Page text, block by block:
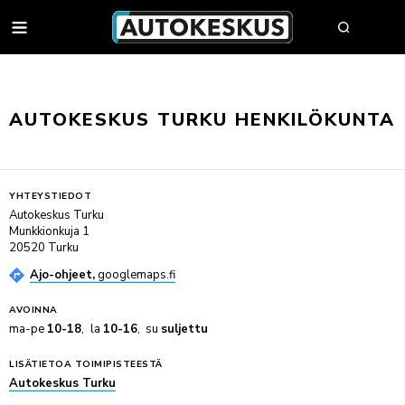
VAIHTOAUTOT
AUTOHAKU
BMW PREMIUM SELECTION
VAIHTOAUTON OSTAJAN OPAS
AUTOKESKUS TURVA -PALVELUPAKETTI
HUUTOKAUPPA
AUTOJEN SISÄÄNOSTO
UUDET AUTOT
BMW
FORD
KIA
MINI
MITSUBISHI
YRITYSMYYNTI
JULKISET HANKINNAT
AUTOPÄÄTTÄJÄLLE
TYÖSUHDEAUTOILIJALLE
HUOLTO & RENKAAT
VARAA MÄÄRÄAIKAISHUOLTO
KOLARIKORJAUS & TUULILASIT
AUTOKESKUS TURKU HENKILÖKUNTA
YHTEYSTIEDOT
Autokeskus Turku
Munkkionkuja 1
20520 Turku
Ajo-ohjeet,googlemaps.fi
AVOINNA
ma-pe 10-18 la 10-16 su suljettu
LISÄTIETOA TOIMIPISTEESTÄ
Autokeskus Turku